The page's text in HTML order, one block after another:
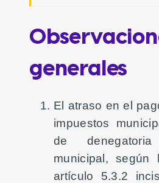
generales
El atraso en el
impuestos
de
municipal, según
artículo 5.3.2